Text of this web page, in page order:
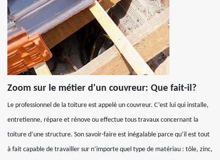
Zoom sur le métier d'un couvreur: Que fait-il?
Le professionnel de la toiture est appelé un couvreur. C’est lui qui installe,
entretienne, répare et rénove ou effectue tous travaux concernant la
toiture d’une structure. Son savoir-faire est inégalable parce qu’il est tout
à fait capable de travailler sur n’importe quel type de matériau : tôle, zinc,